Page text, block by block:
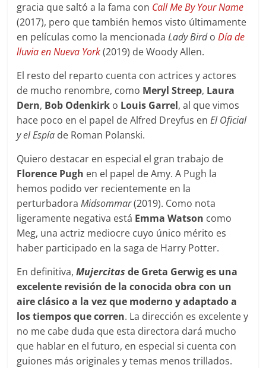
gracia que saltó a la fama con Call Me By Your Name
(2017), pero que también hemos visto últimamente
en películas como la mencionadaLady BirdoDía de
lluvia en Nueva York(2019) de Woody Allen.
El resto del reparto cuenta con actrices y actores
de mucho renombre, como Meryl Streep, Laura
Dern, Bob Odenkirk o Louis Garrel, al que vimos
hace poco en el papel de Alfred Dreyfus enEl Oficial
y el Espía de Roman Polanski.
Quiero destacar en especial el gran trabajo de
Florence Pugh en el papel de Amy. A Pugh la
hemos podido ver recientemente en la
perturbadoraMidsommar(2019). Como nota
ligeramente negativa está Emma Watson como
Meg, una actriz mediocre cuyo único mérito es
haber participado en la saga de Harry Potter.
En definitiva,Mujercitas de Greta Gerwig es una
excelente revisión de la conocida obra con un
aire clásico a la vez que moderno y adaptado a
los tiempos que corren. La dirección es excelente y
no me cabe duda que esta directora dará mucho
que hablar en el futuro, en especial si cuenta con
guiones más originales y temas menos trillados.